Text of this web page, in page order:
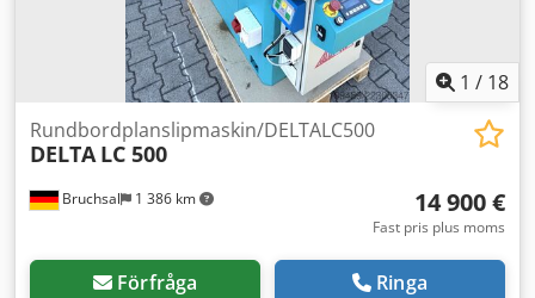
1 / 18
Bruchsal 1 386 km
Rundbordplanslipmaskin/DELTALC500
DELTA LC 500
14 900 €
Fast pris plus moms
Förfråga Ringa